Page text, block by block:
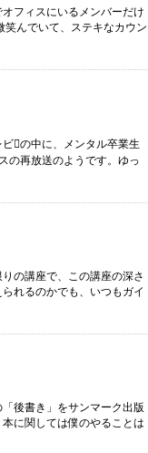
フィスにいるメンバーだけ
んでいて、ステキなカウン
の中に、メンタル卒業生
の再放送のようです。ゆっ
の講座で、この講座の深さ
れるのかでも、いつもガイ
後書き」をサンマーク出版
に関しては僕のやることは